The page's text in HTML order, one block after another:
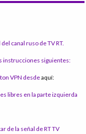
canal ruso de TV RT.
instrucciones siguientes:
VPN desdeaquí:
libres en la parte izquierda
de la señal de RT TV